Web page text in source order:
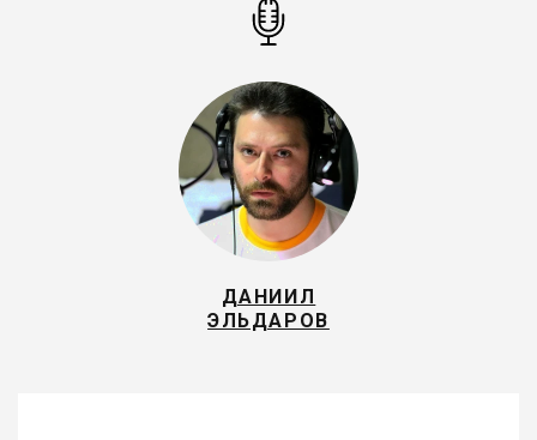
ДАНИИЛ
ЭЛЬДАРОВ